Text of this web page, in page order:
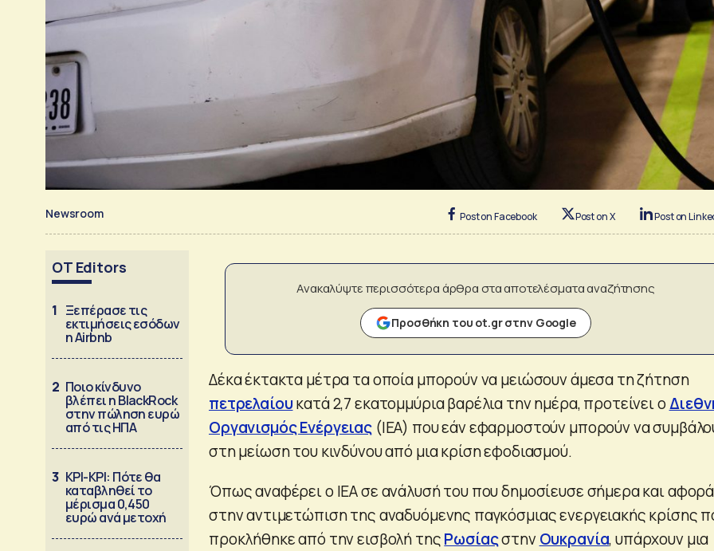
Newsroom Post on Facebook Post on X Post on
OT Editors
1 Ξεπέρασε τις
εκτιμήσεις εσόδων
η Airbnb
2 Ποιο κίνδυνο
βλέπει η BlackRock
στην πώληση ευρώ
από τις ΗΠΑ
3 ΚΡΙ-ΚΡΙ: Πότε θα
καταβληθεί το
μέρισμα 0,450
ευρώ ανά μετοχή
Ανακαλύψτε περισσότερα άρθρα στα αποτελέσματα αναζήτησης
Προσθήκη του ot.gr στην Google
Δέκα έκτακτα μέτρα τα οποία μπορούν να μειώσουν άμεσα τη ζήτηση
πετρελαίουκατά 2,7 εκατομμύρια βαρέλια την ημέρα, προτείνει ο
Οργανισμός Ενέργειας (ΙΕΑ) που εάν εφαρμοστούν μπορούν να
στη μείωση του κινδύνου από μια κρίση εφοδιασμού.
Όπως αναφέρει ο ΙΕΑ σε ανάλυσή του που δημοσίευσε σήμερα και αφορά
στην αντιμετώπιση της αναδυόμενης παγκόσμιας ενεργειακής κρίσης
προκλήθηκε από την εισβολή τηςΡωσίαςστην Ουκρανία, υπάρχουν μια